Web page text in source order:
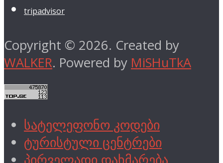
tripadvisor
Copyright © 2026. Created by
WALKER. Powered by MiSHuTkA
სატელეფონო კოდები
ტურისტული ცენტრები